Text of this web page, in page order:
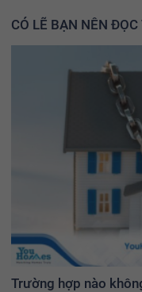
CÓ LẼ BẠN NÊN ĐỌC
Trường hợp nào